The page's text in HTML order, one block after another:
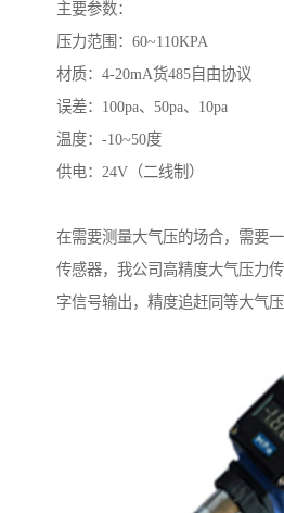
主要参数：
压力范围：60~110KPA
材质：4-20mA货485自由协议
误差：100pa、50pa、10pa
温度：-10~50度
供电：24V（二线制）
在需要测量大气压的场合，需要
传感器，我公司高精度大气压力
字信号输出，精度追赶同等大气压